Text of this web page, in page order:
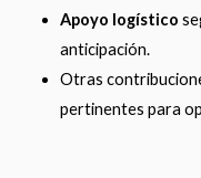
Apoyo logístico
anticipación.
Otras
pertinentes para